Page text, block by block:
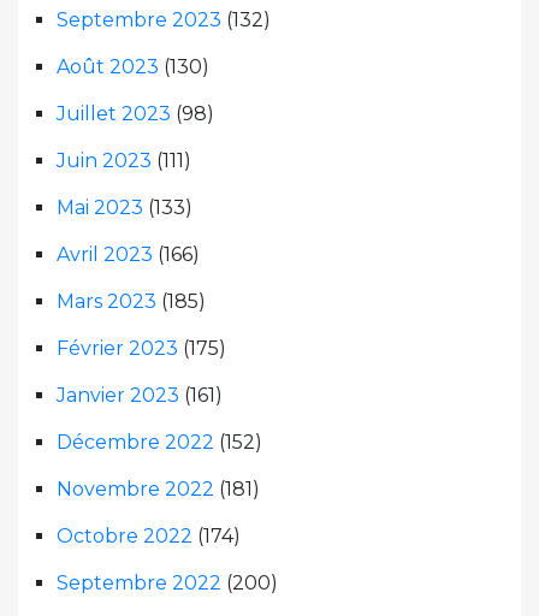
Septembre 2023 (132)
Août 2023 (130)
Juillet 2023 (98)
Juin 2023 (111)
Mai 2023 (133)
Avril 2023 (166)
Mars 2023 (185)
Février 2023 (175)
Janvier 2023 (161)
Décembre 2022 (152)
Novembre 2022 (181)
Octobre 2022 (174)
Septembre 2022 (200)